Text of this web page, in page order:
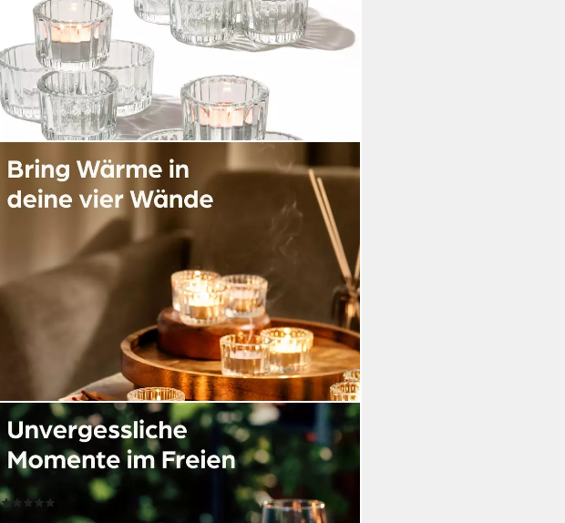
PRAKNU
Teelichthalter Teelichthalter Glas Klein für Tischdeko - 12er
Set Runde – 12er Set (12 St), Stabile Kerzenhalter mit Stil
für Heimdekoration & Hochzeit
UVP21,52 €